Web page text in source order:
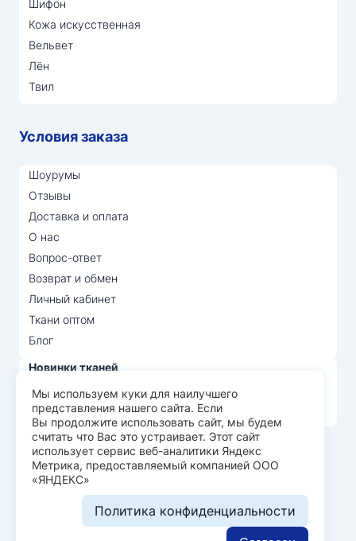
Шифон
Кожа искусственная
Вельвет
Лён
Твил
Условия заказа
Шоурумы
Отзывы
Доставка и оплата
О нас
Вопрос-ответ
Возврат и обмен
Личный кабинет
Ткани оптом
Блог
Новинки тканей
Распродажа тканей
Лидеры продаж
© Арт Текс — продажа тканей оптом, 2026
Пользовательское соглашение
Политика конфиденциальности
Разработка сайта —
Мы используем куки для наилучшего
представления нашего сайта. Если
Вы продолжите использовать сайт, мы будем
считать что Вас это устраивает. Этот сайт
использует сервис веб-аналитики Яндекс
Метрика, предоставляемый компанией ООО
«ЯНДЕКС»
Политика конфиденциальности